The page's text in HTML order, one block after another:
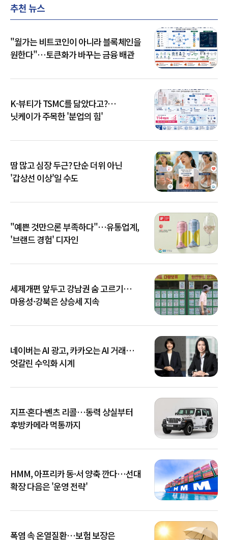
추천 뉴스
"월가는 비트코인이 아니라 블록체인을
원한다"…토큰화가 바꾸는 금융 배관
K-뷰티가 TSMC를 닮았다고?…
닛케이가 주목한 '분업의 힘'
땀 많고 심장 두근? 단순 더위 아닌
'갑상선 이상'일 수도
"예쁜 것만으론 부족하다"…유통업계,
'브랜드 경험' 디자인
세제개편 앞두고 강남권 숨 고르기…
마용성·강북은 상승세 지속
네이버는 AI 광고, 카카오는 AI 거래…
엇갈린 수익화 시계
지프·혼다·벤츠 리콜…동력 상실부터
후방카메라 먹통까지
HMM, 아프리카 동·서 양축 깐다…선대
확장 다음은 '운영 전략'
폭염 속 온열질환…보험 보장은